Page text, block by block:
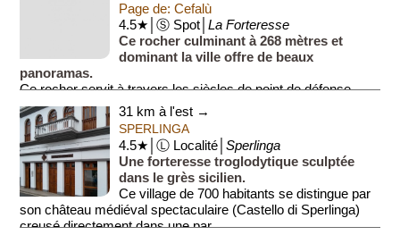
Page de: Cefalù
4.5★│Ⓢ Spot│La Forteresse
Ce rocher culminant à 268 mètres et
dominant la ville offre de beaux
panoramas.
Ce rocher servit à travers les siècles de point de défense
stratégique. On y trouve de nombreux vestiges de civilisa...
31 km à l'est →
SPERLINGA
4.5★│Ⓛ Localité│Sperlinga
Une forteresse troglodytique sculptée
dans le grès sicilien.
Ce village de 700 habitants se distingue par
son château médiéval spectaculaire (Castello di Sperlinga)
creusé directement dans une par...